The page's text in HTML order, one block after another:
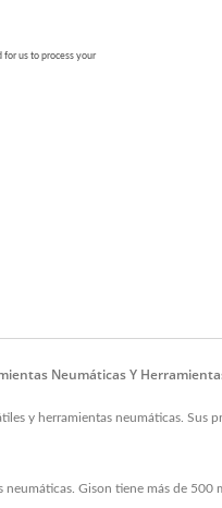
Neumáticas Y
y herramientas neumáticas.
Gison tiene más de